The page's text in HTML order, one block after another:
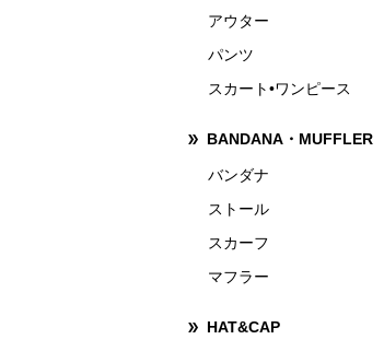
アウター
パンツ
スカート•ワンピース
BANDANA・MUFFLER
バンダナ
ストール
スカーフ
マフラー
HAT&CAP